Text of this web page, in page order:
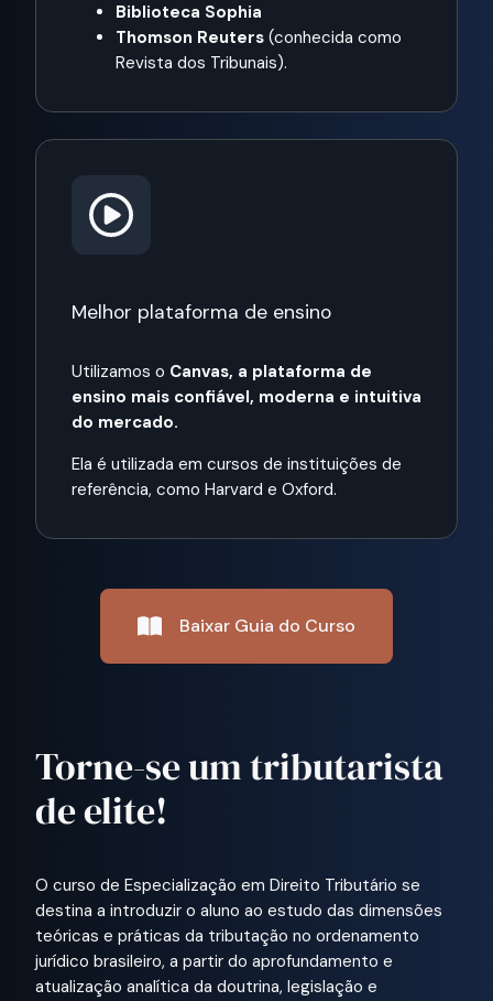
Biblioteca Sophia
Thomson Reuters (conhecida como
Revista dos Tribunais).
Melhor plataforma de ensino
Utilizamos o Canvas, a plataforma de
ensino mais confiável, moderna e intuitiva
do mercado.
Ela é utilizada em cursos de instituições de
referência, como Harvard e Oxford.
Baixar Guia do Curso
Torne-se um tributarista
de elite!
O curso de Especialização em Direito Tributário se
destina a introduzir o aluno ao estudo das dimensões
teóricas e práticas da tributação no ordenamento
jurídico brasileiro, a partir do aprofundamento e
atualização analítica da doutrina, legislação e